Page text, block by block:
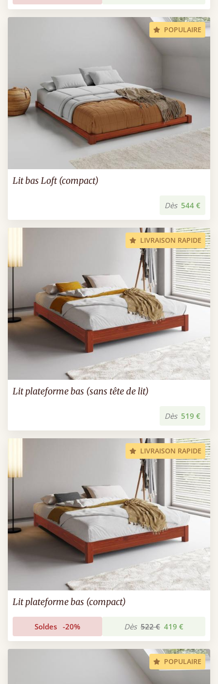
POPULAIRE
Lit bas Loft (compact)
Dès 544 €
LIVRAISON RAPIDE
Lit plateforme bas (sans tête de lit)
Dès 519 €
LIVRAISON RAPIDE
Lit plateforme bas (compact)
Soldes -20% Dès 522 € 419 €
POPULAIRE